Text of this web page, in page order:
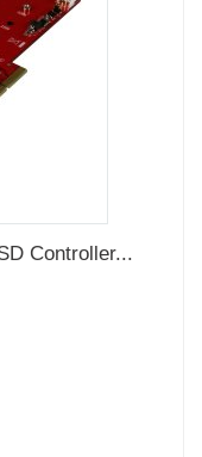
Controller...